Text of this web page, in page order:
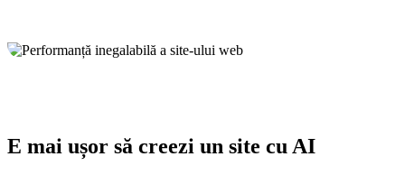
E mai ușor să creezi un site cu AI